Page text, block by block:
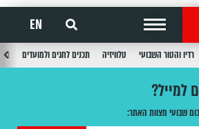
EN
רדיו והטור השבועי טלוויזיה תכנים לחגים ולמועדים
למייל?
שבועי מצוות האתר: